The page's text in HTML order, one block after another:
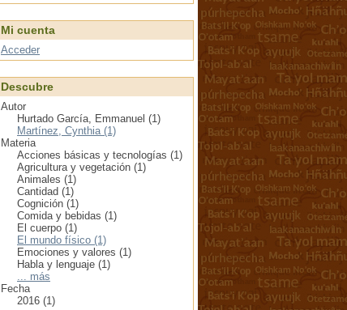
Mi cuenta
Acceder
Descubre
Autor
Hurtado García, Emmanuel (1)
Martínez, Cynthia (1)
Materia
Acciones básicas y tecnologías (1)
Agricultura y vegetación (1)
Animales (1)
Cantidad (1)
Cognición (1)
Comida y bebidas (1)
El cuerpo (1)
El mundo físico (1)
Emociones y valores (1)
Habla y lenguaje (1)
... más
Fecha
2016 (1)